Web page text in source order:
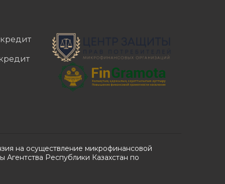
на осуществление микрофинансовой
Агентства Республики Казахстан по